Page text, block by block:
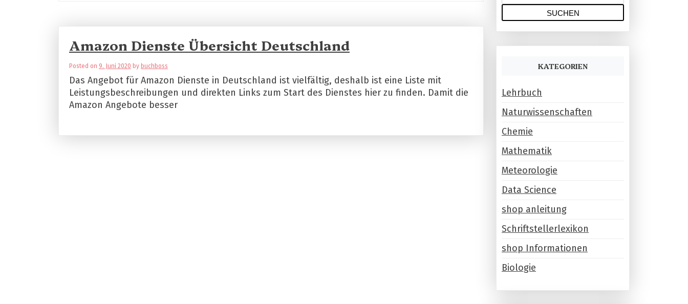
Amazon Dienste Übersicht Deutschland
Posted on 9. Juni 2020 by buchboss
Das Angebot für Amazon Dienste in Deutschland ist vielfältig, deshalb ist eine Liste mit
Leistungsbeschreibungen und direkten Links zum Start des Dienstes hier zu finden. Damit die
Amazon Angebote besser
u
c
h
a
h
:
KATEGORIEN
Lehrbuch
Naturwissenschaften
Chemie
Mathematik
Meteorologie
Data Science
shop anleitung
Schriftstellerlexikon
shop Informationen
Biologie